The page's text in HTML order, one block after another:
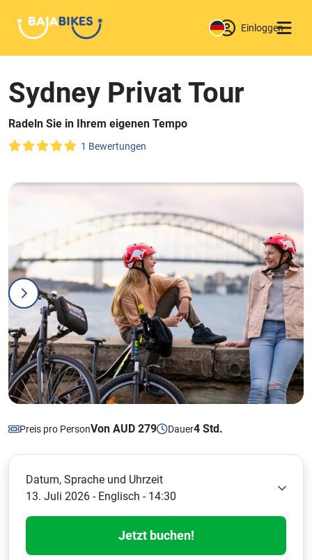
Einloggen
Sydney Privat Tour
Radeln Sie in Ihrem eigenen Tempo
1 Bewertungen
Preis pro PersonVon AUD 279 Dauer4 Std.
Datum, Sprache und Uhrzeit
13. Juli 2026 - Englisch - 14:30
Jetzt buchen!